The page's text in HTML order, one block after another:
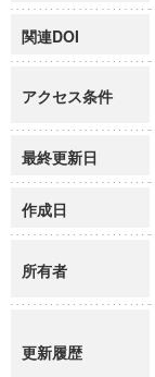
関連DOI
アクセス条件
最終更新日
作成日
所有者
更新履歴